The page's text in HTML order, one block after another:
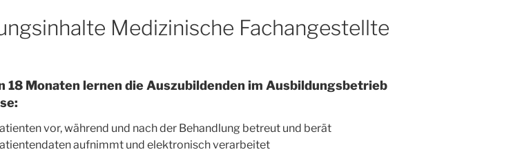
Medizinische Fachangestellte
18 Monaten lernen die Auszubildenden im Ausbildungsbetrieb
vor, während und nach der Behandlung betreut und berät
aufnimmt und elektronisch verarbeitet